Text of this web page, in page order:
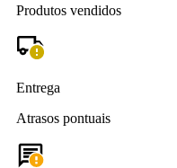
Produtos vendidos
Entrega
Atrasos pontuais